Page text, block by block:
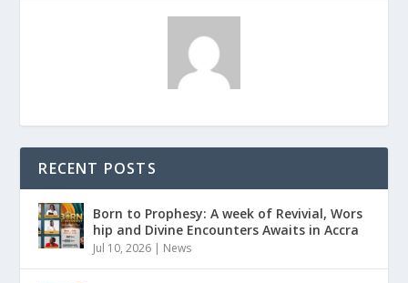
RECENT POSTS
Born to Prophesy: A week of Revivial, Wors
hip and Divine Encounters Awaits in Accra
Jul 10, 2026 | News